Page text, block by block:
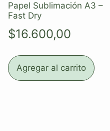
Papel Sublimación A3 –
Fast Dry
$16.600,00
Agregar al carrito